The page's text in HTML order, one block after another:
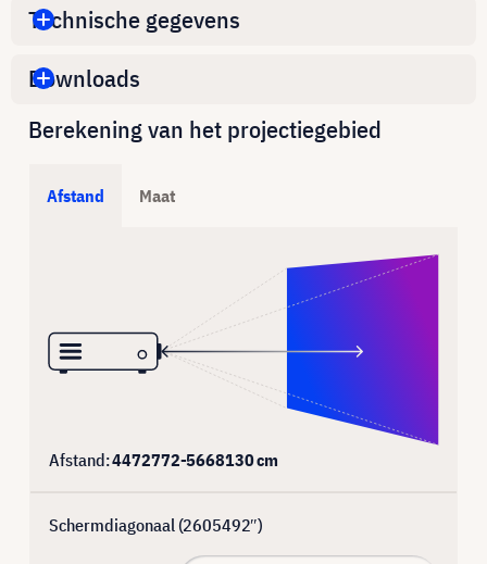
Technische gegevens
Downloads
Berekening van het projectiegebied
Afstand Maat
Afstand:4472772-5668130cm
Schermdiagonaal (2605492″)